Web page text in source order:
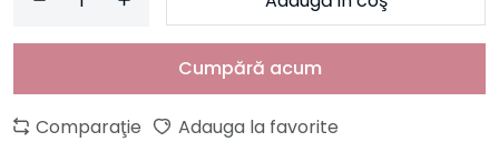
Cumpără acum
Comparaţie Adauga la favorite